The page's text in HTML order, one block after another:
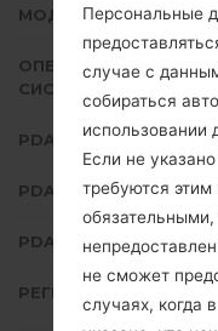
МОДЕЛЬ
ОПЕРАЦИОННАЯ
СИСТЕМА
PDA/AP ВЕРСИЯ
PDA/AP ВЕРСИЯ
PDA/AP ВЕРСИЯ
РЕГИОН
Персональные
случае с
собираться
использовании
Если не
требуются
не сможет
случаях, когда